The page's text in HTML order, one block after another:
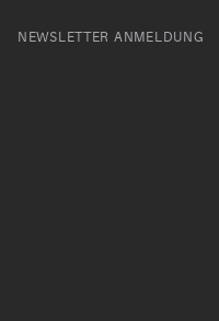
NEWSLETTER ANMELDUNG